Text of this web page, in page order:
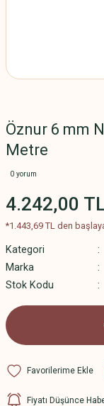
Öznur 6 mm
Metre
0 yorum
4.242,00
*1.443,69 TL den
Kategori
Marka
Stok Kodu
Fiyatı Düşünce